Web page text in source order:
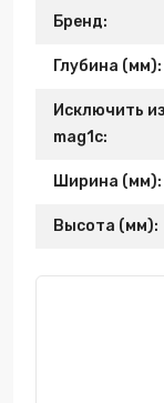
Бренд:
Глубина (мм):
Исключить
mag1c:
Ширина (мм):
Высота (мм):